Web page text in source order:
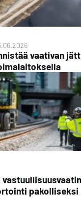
vaativan
pakolliseksi